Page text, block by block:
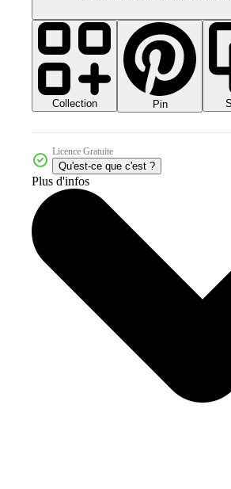
Collection Pin
Licence Gratuite
Qu'est-ce que c'est ?
Plus d'infos